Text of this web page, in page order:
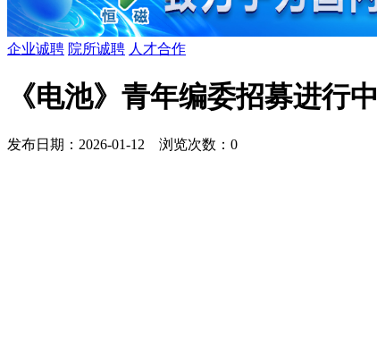
企业诚聘 院所诚聘 人才合作
《电池》青年编委招募进行中
发布日期：2026-01-12 浏览次数： 0